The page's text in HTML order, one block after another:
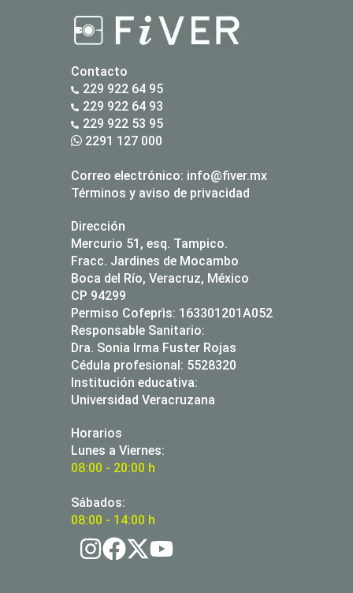
Contacto
229 922 64 95
229 922 64 93
229 922 53 95
2291 127 000
Correo electrónico: info@fiver.mx
Términos y aviso de privacidad
Dirección
Mercurio 51, esq. Tampico.
Fracc. Jardines de Mocambo
Boca del Río, Veracruz, México
CP 94299
Permiso Cofeprìs: 163301201A052
Responsable Sanitario:
Dra. Sonia Irma Fuster Rojas
Cédula profesional: 5528320
Institución educativa:
Universidad Veracruzana
Horarios
Lunes a Viernes:
08:00 - 20:00 h
Sábados:
08:00 - 14:00 h